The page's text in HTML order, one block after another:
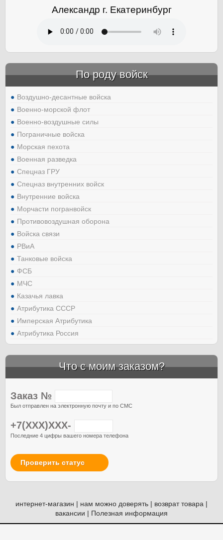
Александр г. Екатеринбург
По роду войск
Воздушно-десантные войска
Военно-морской флот
Военно-воздушные силы
Пограничные войска
Морская пехота
Военная разведка
Спецназ ГРУ
Спецназ внутренних войск
Внутренние войска
Морчасти погранвойск
Противовоздушная оборона
Войска связи
РВиА
Танковые войска
ФСБ
МЧС
Казачья лавка
Атрибутика СССР
Имперская Атрибутика
Атрибутика Россия
Что с моим заказом?
Заказ №
Был отправлен на электронную почту и по СМС
+7(XXX)XXX-
Последние 4 цифры вашего номера телефона
Проверить статус
интернет-магазин | нам можно доверять | возврат товара |
вакансии | Полезная информация